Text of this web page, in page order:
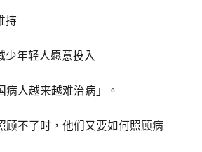
持
年轻人愿意投入
病人越来越难治病」。
顾不了时，他们又要如何照顾病